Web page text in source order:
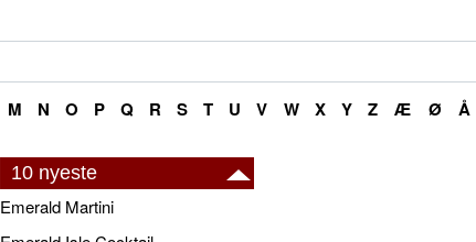
M N O P Q R S T U V W X Y Z Æ Ø Å
10 nyeste
Emerald Martini